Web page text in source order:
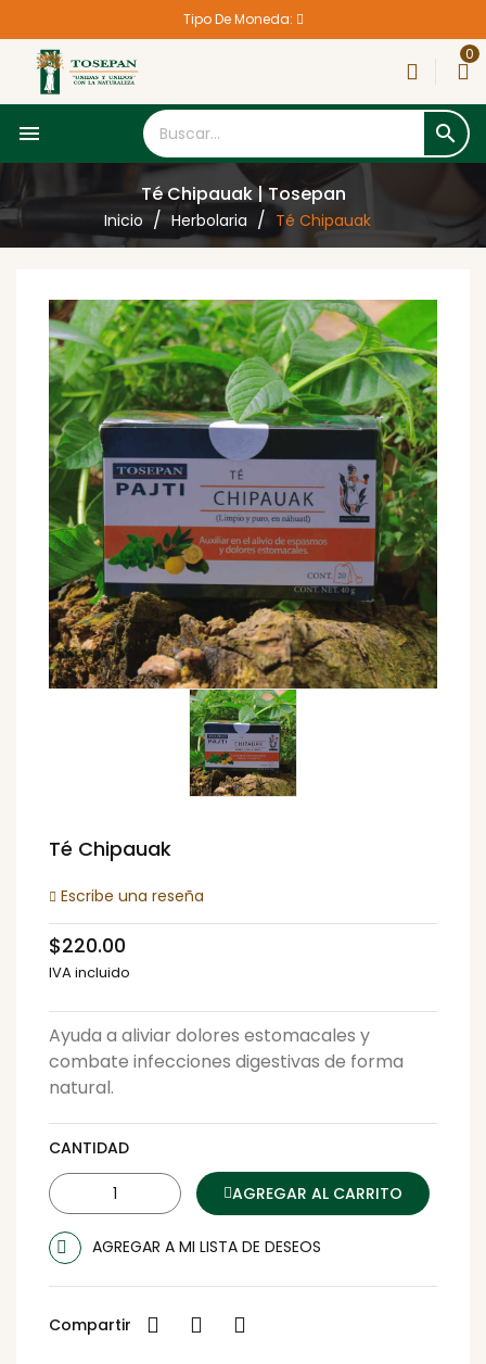
Tipo De Moneda:
0
 
Té Chipauak | Tosepan
Inicio Herbolaria Té Chipauak
Té Chipauak
Escribe una reseña
$220.00
IVA incluido
Ayuda a aliviar dolores estomacales y
combate infecciones digestivas de forma
natural.
CANTIDAD
AGREGAR AL CARRITO
AGREGAR A MI LISTA DE DESEOS
Compartir